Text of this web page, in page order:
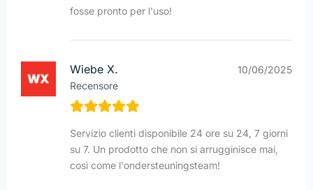
fosse pronto per l'uso!
Wiebe X.
Recensore
10/06/2025
Servizio clienti disponibile 24 ore su 24, 7 giorni
su 7. Un prodotto che non si arrugginisce mai,
così come l'ondersteuningsteam!